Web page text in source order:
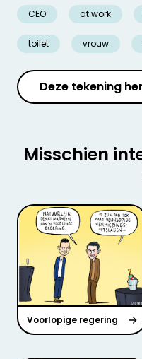
CEO at work
toilet vrouw
Deze tekening
Misschien
Voorlopige regering